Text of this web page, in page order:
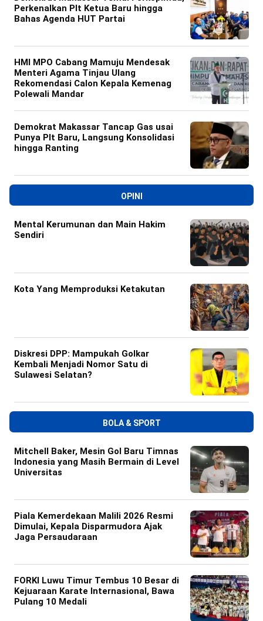
Perkenalkan Plt Ketua Baru hingga
Bahas Agenda HUT Partai
HMI MPO Cabang Mamuju Mendesak
Menteri Agama Tinjau Ulang
Rekomendasi Calon Kepala Kemenag
Polewali Mandar
Demokrat Makassar Tancap Gas usai
Punya Plt Baru, Langsung Konsolidasi
hingga Ranting
OPINI
Mental Kerumunan dan Main Hakim
Sendiri
Kota Yang Memproduksi Ketakutan
Diskresi DPP: Mampukah Golkar
Kembali Menjadi Nomor Satu di
Sulawesi Selatan?
BOLA & SPORT
Mitchell Baker, Mesin Gol Baru Timnas
Indonesia yang Masih Bermain di Level
Universitas
Piala Kemerdekaan Malili 2026 Resmi
Dimulai, Kepala Disparmudora Ajak
Jaga Persaudaraan
FORKI Luwu Timur Tembus 10 Besar di
Kejuaraan Karate Internasional, Bawa
Pulang 10 Medali